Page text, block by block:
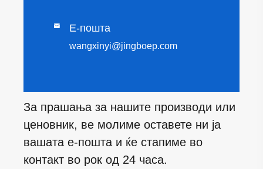
 Е-пошта
wangxinyi@jingboep.com
За прашања за нашите производи или
ценовник, ве молиме оставете ни ја
вашата е-пошта и ќе стапиме во
контакт во рок од 24 часа.